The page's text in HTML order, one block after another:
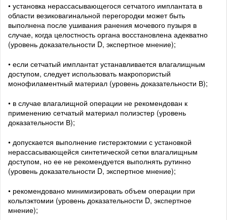
• установка нерассасывающегося сетчатого имплантата в
области везиковагинальной перегородки может быть
выполнена после ушивания ранения мочевого пузыря в
случае, когда целостность органа восстановлена адекватно
(уровень доказательности D, экспертное мнение);
• если сетчатый имплантат устанавливается влагалищным
доступом, следует использовать макропористый
монофиламентный материал (уровень доказательности В);
• в случае влагалищной операции не рекомендован к
применению сетчатый материал полиэстер (уровень
доказательности В);
• допускается выполнение гистерэктомии с установкой
нерассасывающейся синтетической сетки влагалищным
доступом, но ее не рекомендуется выполнять рутинно
(уровень доказательности D, экспертное мнение);
• рекомендовано минимизировать объем операции при
кольпэктомии (уровень доказательности D, экспертное
мнение);